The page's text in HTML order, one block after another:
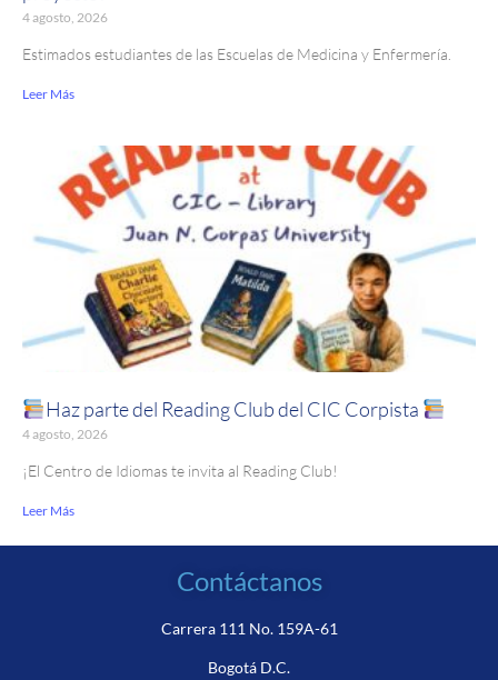
4 agosto, 2026
Estimados estudiantes de las Escuelas de Medicina y Enfermería.
Leer Más
Haz parte del Reading Club del CIC Corpista
4 agosto, 2026
¡El Centro de Idiomas te invita al Reading Club!
Leer Más
Contáctanos
Carrera 111 No. 159A-61
Bogotá D.C.